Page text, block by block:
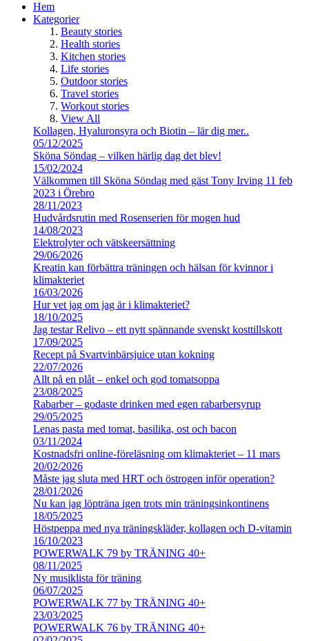
Hem
Kategorier
Beauty stories
Health stories
Kitchen stories
Life stories
Outdoor stories
Travel stories
Workout stories
View All
Kollagen, Hyaluronsyra och Biotin – lär dig mer..
05/12/2025
Sköna Söndag – vilken härlig dag det blev!
15/02/2024
Välkommen till Sköna Söndag med gäst Tony Irving 11 feb
2023 i Örebro
28/11/2023
Hudvårdsrutin med Rosenserien för mogen hud
14/08/2023
Elektrolyter och vätskeersättning
29/06/2026
Kreatin kan förbättra träningen och hälsan för kvinnor i
klimakteriet
16/03/2026
Hur vet jag om jag är i klimakteriet?
18/10/2025
Jag testar Relivo – ett nytt spännande svenskt kosttillskott
17/09/2025
Recept på Svartvinbärsjuice utan kokning
22/07/2026
Allt på en plåt – enkel och god tomatsoppa
23/08/2025
Rabarber – godaste drinken med egen rabarbersyrup
29/05/2025
Lenas pasta med tomat, basilika, ost och bacon
03/11/2024
Kostnadsfri online-föreläsning om klimakteriet – 11 mars
20/02/2026
Måste jag sluta med HRT och östrogen inför operation?
28/01/2026
Nu kan jag löpträna igen trots min träningsinkontinens
18/05/2025
Höstpeppa med nya träningskläder, kollagen och D-vitamin
16/10/2023
POWERWALK 79 by TRÄNING 40+
08/11/2025
Ny musiklista för träning
06/07/2025
POWERWALK 77 by TRÄNING 40+
23/03/2025
POWERWALK 76 by TRÄNING 40+